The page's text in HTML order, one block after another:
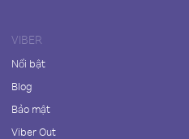
VIBER
Nổi bật
Blog
Bảo mật
Viber Out